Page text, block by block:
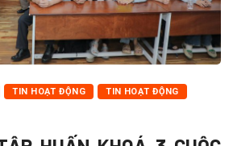
TIN HOẠT ĐỘNG TIN HOẠT ĐỘNG